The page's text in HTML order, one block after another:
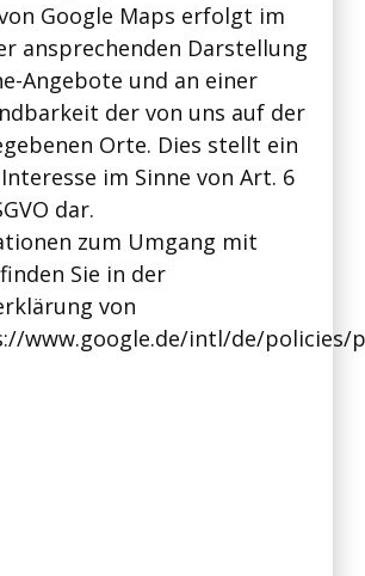
Google Maps erfolgt im
ansprechenden Darstellung
Angebote und an einer
der von uns auf der
Orte. Dies stellt ein
im Sinne von Art. 6
dar.
zum Umgang mit
Sie in der
von
www.google.de/intl/de/policies/